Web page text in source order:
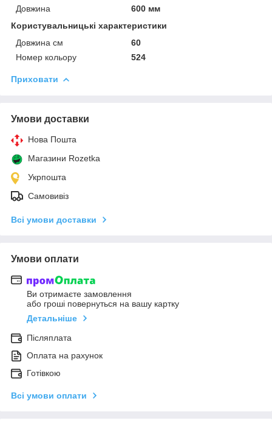
Довжина
600 мм
Користувальницькі характеристики
Довжина см
60
Номер кольору
524
Приховати
Умови доставки
Нова Пошта
Магазини Rozetka
Укрпошта
Самовивіз
Всі умови доставки
Умови оплати
Ви отримаєте замовлення
або гроші повернуться на вашу картку
Детальніше
Післяплата
Оплата на рахунок
Готівкою
Всі умови оплати